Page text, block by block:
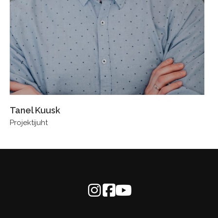
Tanel Kuusk
Projektijuht